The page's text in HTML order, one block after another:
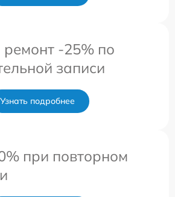
-25% по
записи
Узнать подробнее
при повторном